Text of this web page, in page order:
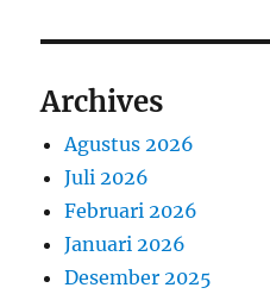
Archives
Agustus 2026
Juli 2026
Februari 2026
Januari 2026
Desember 2025